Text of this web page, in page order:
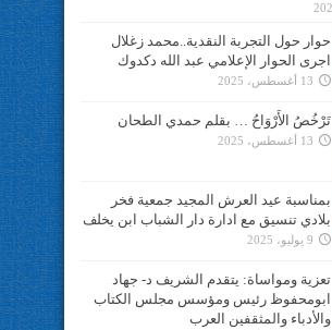
حوار حول التجربة النقدية..محمد زغلال
اجرى الحوار الإعلامي عبد الله دكدوك
13 أغسطس، 2025
تَرْخُصُ الأَرْوَاحُ … بقلم حمدي الطحان
13 أغسطس، 2025
بمناسبة عيد العرش المجيد جمعية فخر
بلادي تنسيق مع ادارة دار الشباب ابن يخلف
9 يوليو، 2025
تعزية ومواساة: يتقدم الشريف د- جهاد
ابومحفوظ رئيس ومؤسس مجلس الكتاب
والأدباء والمثقفين العرب